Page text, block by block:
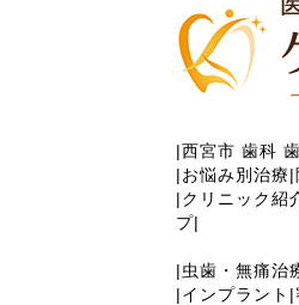
|西宮市 歯科
|お悩み別治療|
|クリニック紹
プ|
|虫歯・無痛治
|インプラント |